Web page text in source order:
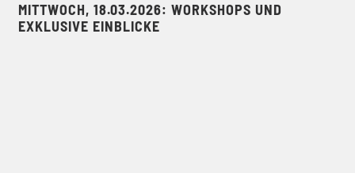
MITTWOCH, 18.03.2026: WORKSHOPS UND
EXKLUSIVE EINBLICKE